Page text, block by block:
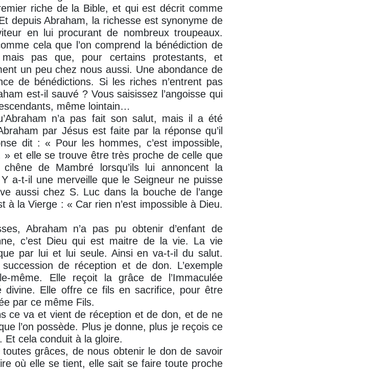
riche de la Bible, et qui est décrit comme
depuis Abraham, la richesse est synonyme de
en lui procurant de nombreux troupeaux.
cela que l’on comprend la bénédiction de
pas que, pour certains protestants, et
un peu chez nous aussi. Une abondance de
de bénédictions. Si les riches n’entrent pas
est-il sauvé ? Vous saisissez l’angoisse qui
même lointain…
n’a pas fait son salut, mais il a été
par Jésus est faite par la réponse qu’il
dit : « Pour les hommes, c’est impossible,
et elle se trouve être très proche de celle que
de Mambré lorsqu’ils lui annoncent la
a-t-il une merveille que le Seigneur ne puisse
aussi chez S. Luc dans la bouche de l’ange
à la Vierge : « Car rien n’est impossible à Dieu.
Abraham n’a pas pu obtenir d’enfant de
c’est Dieu qui est maitre de la vie. La vie
par lui et lui seule. Ainsi en va-t-il du salut.
de réception et de don. L’exemple
même. Elle reçoit la grâce de l’Immaculée
divine. Elle offre ce fils en sacrifice, pour être
par ce même Fils.
ce va et vient de réception et de don, et de ne
l’on possède. Plus je donne, plus je reçois ce
Et cela conduit à la gloire.
grâces, de nous obtenir le don de savoir
où elle se tient, elle sait se faire toute proche